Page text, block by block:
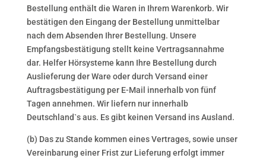
Bestellung enthält die Waren in Ihrem Warenkorb. Wir
bestätigen den Eingang der Bestellung unmittelbar
nach dem Absenden Ihrer Bestellung. Unsere
Empfangsbestätigung stellt keine Vertragsannahme
dar. Helfer Hörsysteme kann Ihre Bestellung durch
Auslieferung der Ware oder durch Versand einer
Auftragsbestätigung per E-Mail innerhalb von fünf
Tagen annehmen. Wir liefern nur innerhalb
Deutschland`s aus. Es gibt keinen Versand ins Ausland.
(b) Das zu Stande kommen eines Vertrages, sowie unser
Vereinbarung einer Frist zur Lieferung erfolgt immer